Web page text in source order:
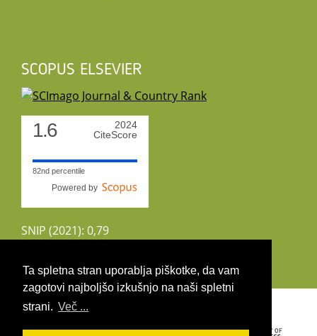
Ta spletna stran uporablja piškotke, da vam
zagotovi najboljšo izkušnjo na naši spletni
strani. Več ...
SCOPUS ELSEVIER
1.6
2024
CiteScore
82nd percentile
Powered by
SNIP (2021): 0,79